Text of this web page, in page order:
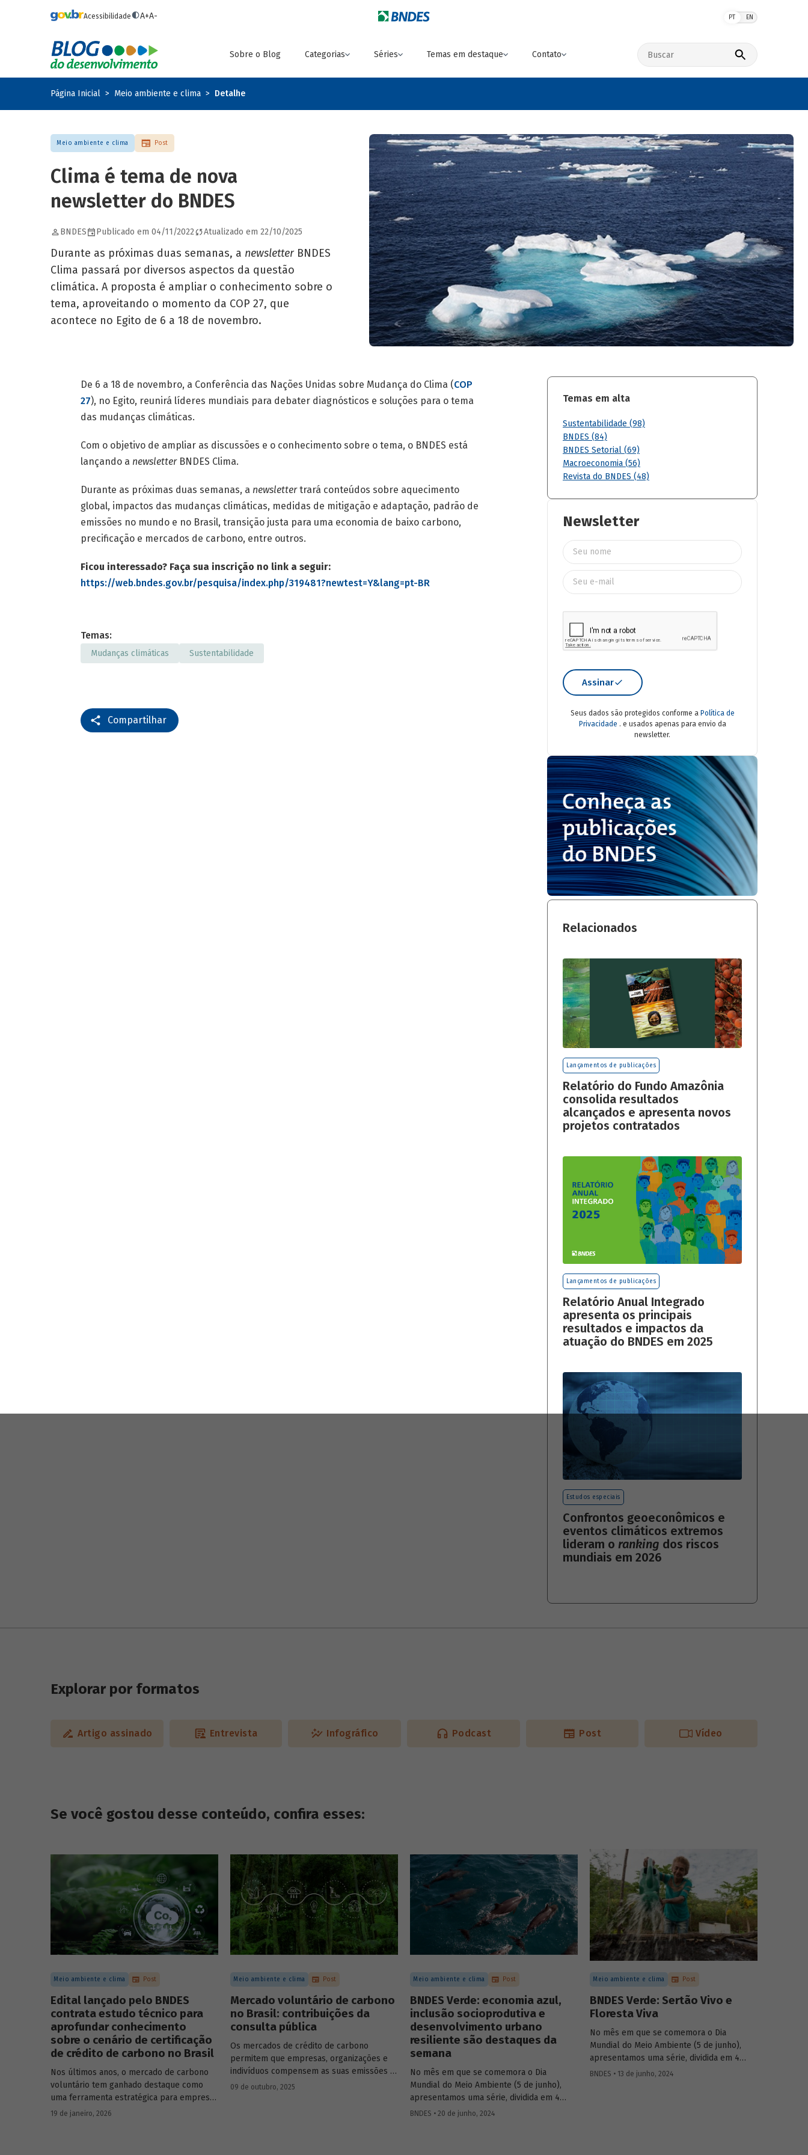
Acessibilidade A+A- PT EN
Sobre o Blog Categorias Séries Temas em destaque Contato
Buscar no site
Página Inicial Meio ambiente e clima Detalhe
Meio ambiente e clima Post
Clima é tema de nova
newsletter do BNDES
BNDES Publicado em 04/11/2022 Atualizado em 22/10/2025
Durante as próximas duas semanas, a newsletter BNDES
Clima passará por diversos aspectos da questão
climática. A proposta é ampliar o conhecimento sobre o
tema, aproveitando o momento da COP 27, que
acontece no Egito de 6 a 18 de novembro.
De 6 a 18 de novembro, a Conferência das Nações Unidas sobre Mudança do Clima (COP
27), no Egito, reunirá líderes mundiais para debater diagnósticos e soluções para o tema
das mudanças climáticas.
Com o objetivo de ampliar as discussões e o conhecimento sobre o tema, o BNDES está
lançando a newsletter BNDES Clima.
Durante as próximas duas semanas, a newslettertrará conteúdos sobre aquecimento
global, impactos das mudanças climáticas, medidas de mitigação e adaptação, padrão de
emissões no mundo e no Brasil, transição justa para uma economia de baixo carbono,
precificação e mercados de carbono, entre outros.
Ficou interessado? Faça sua inscrição no link a seguir:
https://web.bndes.gov.br/pesquisa/index.php/319481?newtest=Y&lang=pt-BR
Temas:
Mudanças climáticas Sustentabilidade
Compartilhar
Temas em alta
Sustentabilidade (98)
BNDES (84)
BNDES Setorial (69)
Macroeconomia (56)
Revista do BNDES (48)
Newsletter
Assinar
Seus dados são protegidos conforme a Política de
Privacidade . e usados apenas para envio da
newsletter.
Relacionados
Lançamentos de publicações
Relatório do Fundo Amazônia
consolida resultados
alcançados e apresenta novos
projetos contratados
Lançamentos de publicações
Relatório Anual Integrado
apresenta os principais
resultados e impactos da
atuação do BNDES em 2025
Estudos especiais
Confrontos geoeconômicos e
eventos climáticos extremos
lideram o ranking dos riscos
mundiais em 2026
Explorar por formatos
Artigo assinado Entrevista Infográfico Podcast Post Vídeo
Se você gostou desse conteúdo, confira esses:
Meio ambiente e clima Post
Edital lançado pelo BNDES
contrata estudo técnico para
aprofundar conhecimento
sobre o cenário de certificação
de crédito de carbono no Brasil
Nos últimos anos, o mercado de carbono
voluntário tem ganhado destaque como
uma ferramenta estratégica para empresas
que buscam reduzir sua pegada de
19 de janeiro, 2026
Meio ambiente e clima Post
Mercado voluntário de carbono
no Brasil: contribuições da
consulta pública
Os mercados de crédito de carbono
permitem que empresas, organizações e
indivíduos compensem as suas emissões a
partir da compra de créditos gerados por
09 de outubro, 2025
Meio ambiente e clima Post
BNDES Verde: economia azul,
inclusão socioprodutiva e
desenvolvimento urbano
resiliente são destaques da
semana
No mês em que se comemora o Dia
Mundial do Meio Ambiente (5 de junho),
apresentamos uma série, dividida em 4
partes, com as principais iniciativas do
BNDES • 20 de junho, 2024
Meio ambiente e clima Post
BNDES Verde: Sertão Vivo e
Floresta Viva
No mês em que se comemora o Dia
Mundial do Meio Ambiente (5 de junho),
apresentamos uma série, dividida em 4
partes, com as principais iniciativas do
BNDES • 13 de junho, 2024